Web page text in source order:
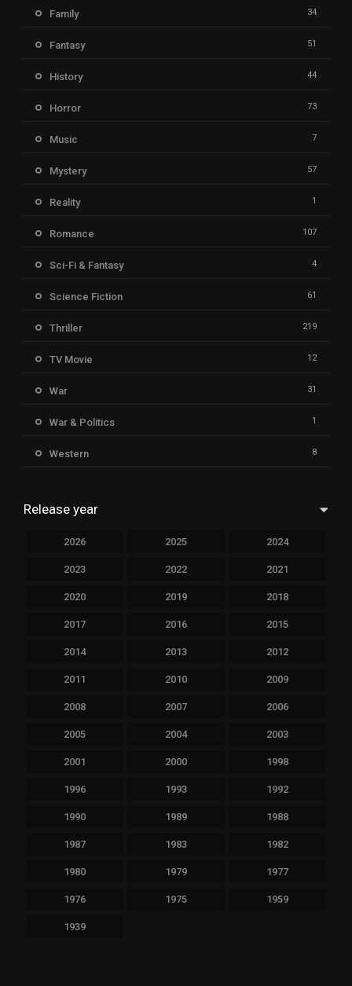
Family 34
Fantasy 51
History 44
Horror 73
Music 7
Mystery 57
Reality 1
Romance 107
Sci-Fi & Fantasy 4
Science Fiction 61
Thriller 219
TV Movie 12
War 31
War & Politics 1
Western 8
Release year
2026 2025 2024
2023 2022 2021
2020 2019 2018
2017 2016 2015
2014 2013 2012
2011 2010 2009
2008 2007 2006
2005 2004 2003
2001 2000 1998
1996 1993 1992
1990 1989 1988
1987 1983 1982
1980 1979 1977
1976 1975 1959
1939